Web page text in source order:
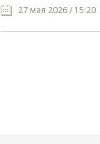
27 мая 2026 / 15:20